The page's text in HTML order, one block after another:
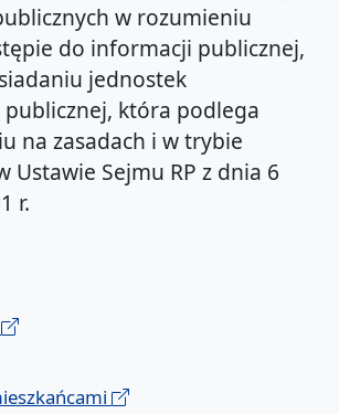
w rozumieniu
do informacji publicznej,
jednostek
która podlega
na zasadach i w trybie
Ustawie Sejmu RP z dnia 6
r.